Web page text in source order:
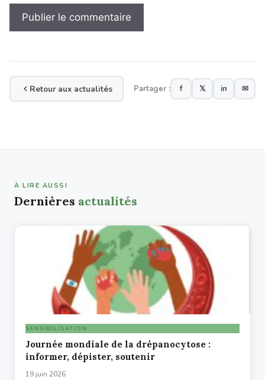
Retour aux actualités Partager : f 𝕏 in ✉
À LIRE AUSSI
Dernières actualités
SENSIBILISATION
Journée mondiale de la drépanocytose :
informer, dépister, soutenir
19 juin 2026